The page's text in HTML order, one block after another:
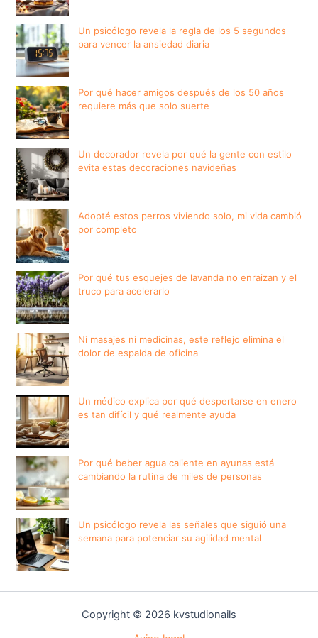
Un psicólogo revela la regla de los 5 segundos
para vencer la ansiedad diaria
Por qué hacer amigos después de los 50 años
requiere más que solo suerte
Un decorador revela por qué la gente con estilo
evita estas decoraciones navideñas
Adopté estos perros viviendo solo, mi vida cambió
por completo
Por qué tus esquejes de lavanda no enraizan y el
truco para acelerarlo
Ni masajes ni medicinas, este reflejo elimina el
dolor de espalda de oficina
Un médico explica por qué despertarse en enero
es tan difícil y qué realmente ayuda
Por qué beber agua caliente en ayunas está
cambiando la rutina de miles de personas
Un psicólogo revela las señales que siguió una
semana para potenciar su agilidad mental
Copyright © 2026 kvstudionails